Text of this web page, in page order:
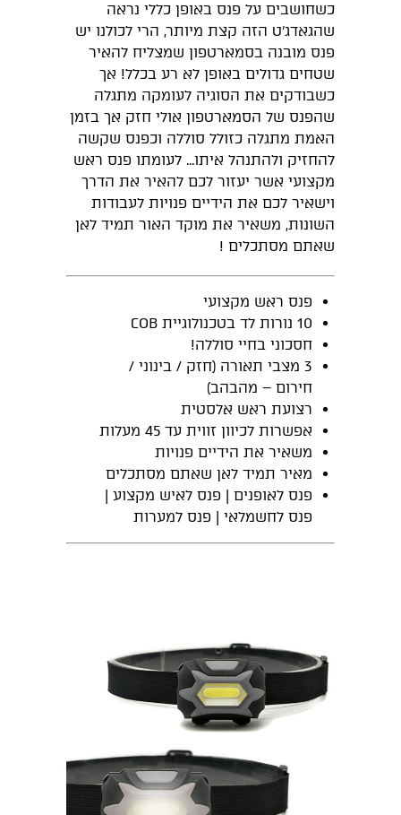
כשחושבים על פנס באופן כללי נראה
שהגאדג'ט הזה קצת מיותר, הרי לכולנו יש
פנס מובנה בסמארטפון שמצליח להאיר
שטחים גדולים באופן לא רע בכלל! אך
כשבודקים את הסוגיה לעומקה מתגלה
שהפנס של הסמארטפון אולי חזק אך בזמן
האמת מתגלה כזולל סוללה וכפנס שקשה
להחזיק ולהתנהל איתו... לעומתו פנס ראש
מקצועי אשר יעזור לכם להאיר את הדרך
וישאיר לכם את הידיים פנויות לעבודות
השונות, משאיר את מוקד האור תמיד לאן
שאתם מסתכלים !
פנס ראש מקצועי
10 נורות לד בטכנולוגיית COB
חסכוני בחיי סוללה!
3 מצבי תאורה (חזק / בינוני /
חירום – מהבהב)
רצועת ראש אלסטית
אפשרות לכיוון זווית עד 45 מעלות
משאיר את הידיים פנויות
מאיר תמיד לאן שאתם מסתכלים
פנס לאופנים | פנס לאיש מקצוע |
פנס לחשמלאי | פנס למערות